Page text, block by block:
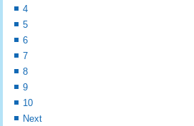
4
5
6
7
8
9
10
Next